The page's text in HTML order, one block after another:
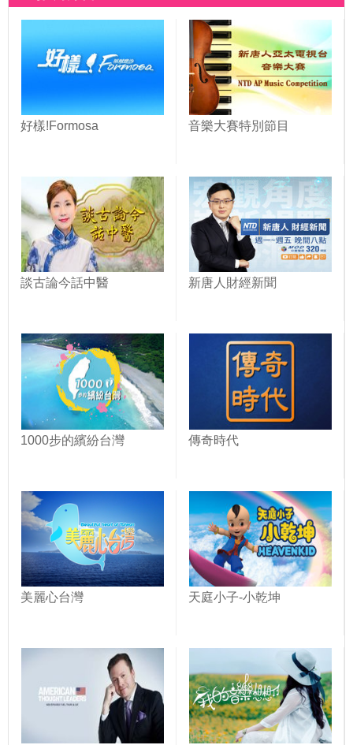
好樣!Formosa 音樂大賽特別節目
談古論今話中醫 新唐人財經新聞
1000步的繽紛台灣 傳奇時代
美麗心台灣 天庭小子-小乾坤